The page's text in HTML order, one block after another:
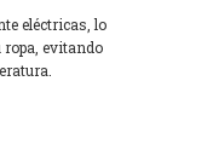
eléctricas, lo
ropa, evitando